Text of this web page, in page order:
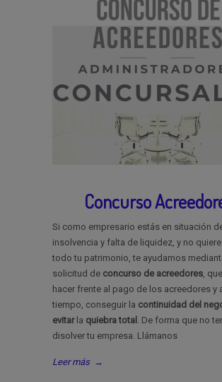
Concurso
Si como empresario estás en situación
insolvencia y falta de liquidez, y no
todo tu patrimonio, te ayudamos
solicitud de concurso de acreedores ,
hacer frente al pago de los acreedores y
tiempo, conseguir la continuidad del
evitarla quiebra total . De forma que no
disolver tu empresa. Llámanos
Leer más →